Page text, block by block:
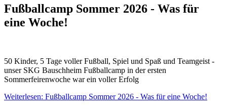
Fußballcamp Sommer 2026 - Was für
eine Woche!
50 Kinder, 5 Tage voller Fußball, Spiel und Spaß und Teamgeist -
unser SKG Bauschheim Fußballcamp in der ersten
Sommerfeirenwoche war ein voller Erfolg
Weiterlesen: Fußballcamp Sommer 2026 - Was für eine Woche!